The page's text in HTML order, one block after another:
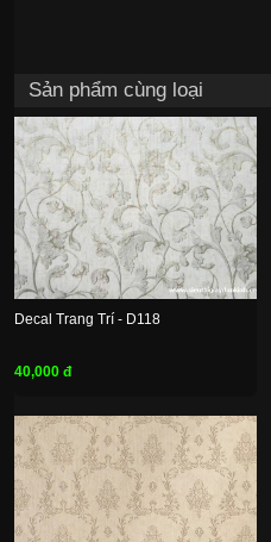
Sản phẩm cùng loại
Decal Trang Trí - D118
40,000 đ